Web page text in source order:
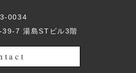
0034
39-7 湯島STビル3階